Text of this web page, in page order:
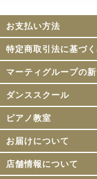
お支払い方法
特定商取引法に基づ
マーティグループの
ダンススクール
ピアノ教室
お届けについて
店舗情報について